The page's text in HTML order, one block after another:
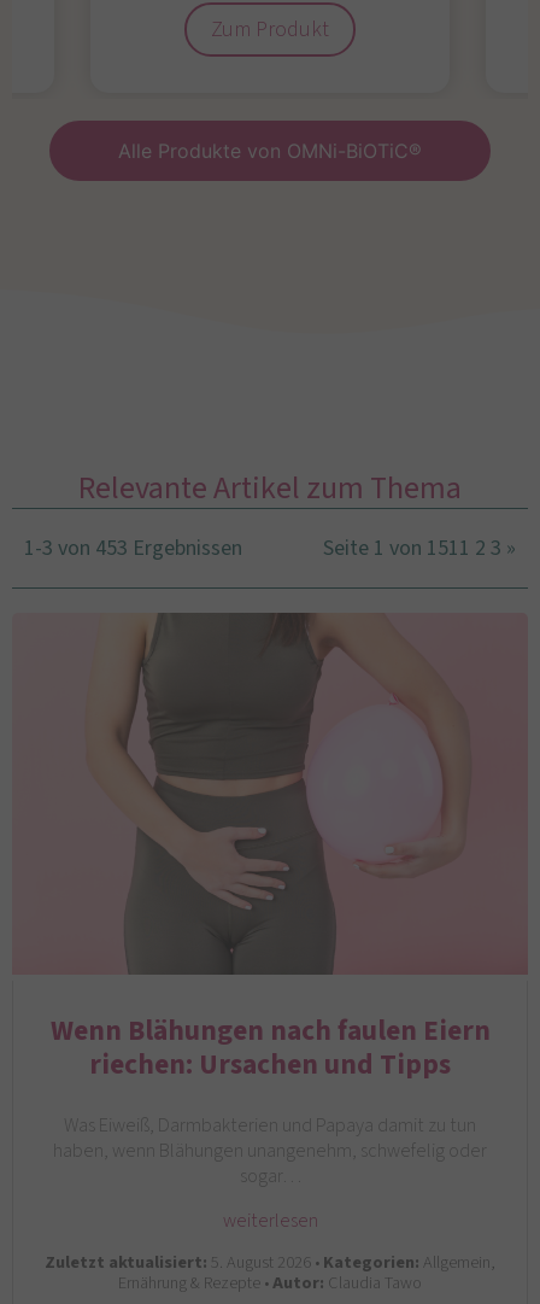
Zum Produkt
Alle Produkte von OMNi-BiOTiC®
Relevante Artikel zum Thema
1-3 von 453 Ergebnissen Seite 1 von 1511 2 3 »
Wenn Blähungen nach faulen Eiern
riechen: Ursachen und Tipps
Was Eiweiß, Darmbakterien und Papaya damit zu tun
haben, wenn Blähungen unangenehm, schwefelig oder
sogar…
weiterlesen
Zuletzt aktualisiert: 5. August 2026 •Kategorien: Allgemein,
Ernährung & Rezepte •Autor: Claudia Tawo